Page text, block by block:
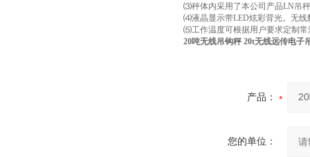
⑶秤体内采用了本公司产品LN吊
⑷液晶显示带LED炫彩背光。无线
⑸工作温度可根据用户要求定制
20吨无线吊钩秤 20t无线远传电子
产品：
您的单位：